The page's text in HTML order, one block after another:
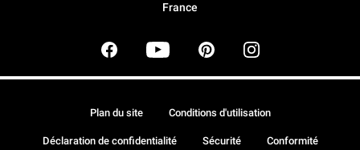
France
Plan du site Conditions d'utilisation
Déclaration de confidentialité Sécurité Conformité